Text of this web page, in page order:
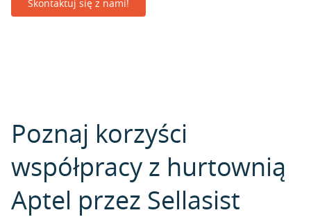
Skontaktuj się z nami!
Poznaj korzyści
współpracy z hurtownią
Aptel przez Sellasist